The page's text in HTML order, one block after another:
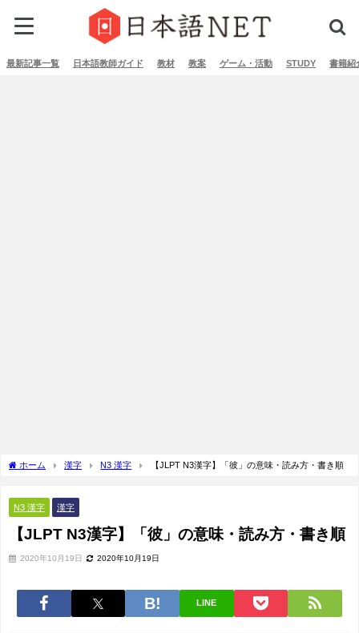
最新記事一覧 日本語教師ガイド 教材 教案 ゲーム・活動 STUDY 書籍紹
ホーム 漢字 N3 漢字 【JLPT N3漢字】「彼」の意味・読み方・書き順
N3 漢字 漢字
【JLPT N3漢字】「彼」の意味・読み方・書き順
2020年10月19日 2020年10月19日
LINE